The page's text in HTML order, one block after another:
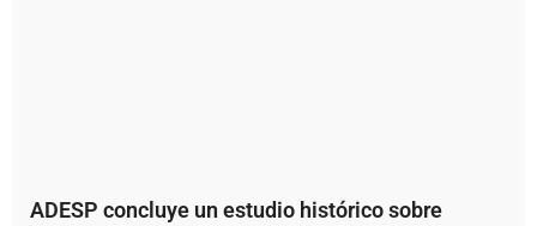
ADESP concluye un estudio histórico sobre